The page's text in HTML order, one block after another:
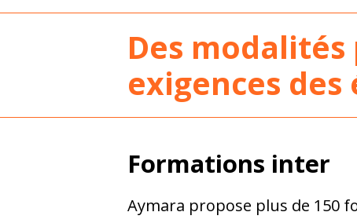
Des modalités
exigences
Formations inter
Aymara propose plus de 150